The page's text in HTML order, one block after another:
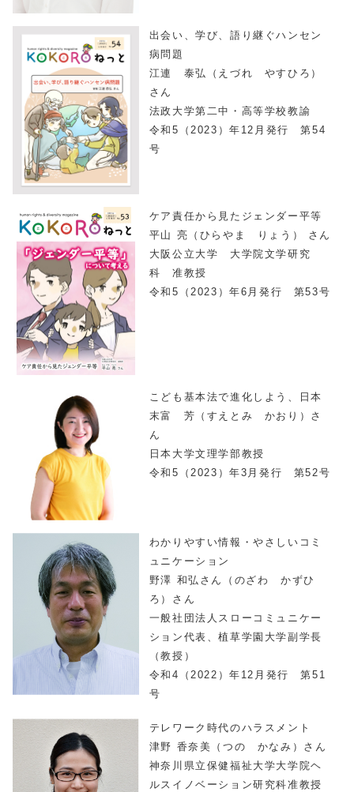
出会い、学び、語り継ぐハンセン
病問題
江連 泰弘（えづれ やすひろ）
さん
法政大学第二中・高等学校教諭
令和5（2023）年12月発行 第54
号
ケア責任から見たジェンダー平等
平山 亮（ひらやま りょう） さん
大阪公立大学 大学院文学研究
科 准教授
令和5（2023）年6月発行 第53号
こども基本法で進化しよう、日本
末富 芳（すえとみ かおり）さ
ん
日本大学文理学部教授
令和5（2023）年3月発行 第52号
わかりやすい情報・やさしいコミ
ュニケーション
野澤 和弘さん（のざわ かずひ
ろ）さん
一般社団法人スローコミュニケー
ション代表、植草学園大学副学長
（教授）
令和4（2022）年12月発行 第51
号
テレワーク時代のハラスメント
津野 香奈美（つの かなみ）さん
神奈川県立保健福祉大学大学院ヘ
ルスイノベーション研究科准教授